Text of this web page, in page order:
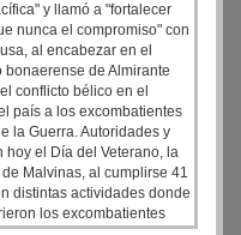
y llamó a "fortalecer
nunca el compromiso" con
al encabezar en el
bonaerense de Almirante
conflicto bélico en el
país a los excombatientes
la Guerra. Autoridades y
hoy el Día del Veterano, la
Malvinas, al cumplirse 41
distintas actividades donde
los excombatientes